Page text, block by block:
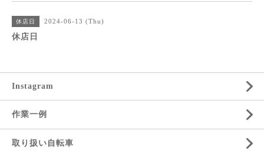
休店日 2024-06-13 (Thu)
休店日
Instagram
作業一例
取り扱い自転車